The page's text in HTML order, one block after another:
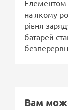
Елементом
на якому
рівня
батарей
Вам